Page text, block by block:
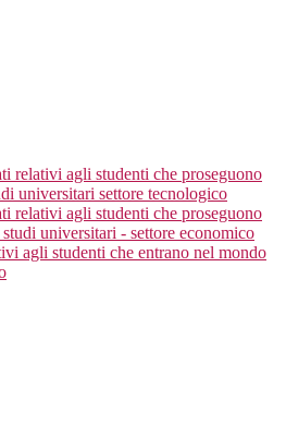
relativi agli studenti che proseguono
universitari settore tecnologico
relativi agli studenti che proseguono
universitari - settore economico
agli studenti che entrano nel mondo